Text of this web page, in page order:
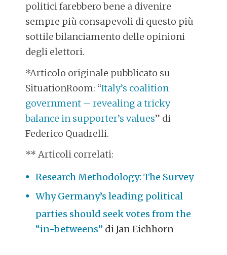
politici farebbero bene a divenire
sempre più consapevoli di questo più
sottile bilanciamento delle opinioni
degli elettori.
*Articolo originale pubblicato su
SituationRoom: “Italy’s coalition
government – revealing a tricky
balance in supporter’s values” di
Federico Quadrelli.
** Articoli correlati:
Research Methodology: The Survey
Why Germany’s leading political
parties should seek votes from the
“in-betweens” di Jan Eichhorn